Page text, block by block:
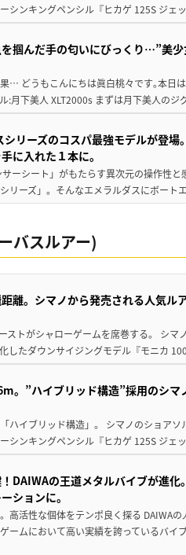
シンキングペンシル『ヒカゲ 125S ジェ
を掴んだ手の匂いにびっくり…”美
… どうもこんにちは眞白桃々です｡本日
:月下美人 XLT2000s まずは月下美人の
リーズのコスパ最強モデルが登場
に入れた１本に。
シート」がもたらす異次元の操作性と
リーズ」。そんなエメラルダスにボー
バスルアー)
離。シマノから発売される人気ル
ストがシャローゲームを席巻する。 シマ
したダウンサイジングモデル『モニカ
。”ハイブリッド構造”採用のシ
ハイブリッド構造」。 シマノのショア
シンキングペンシル『ヒカゲ 125S ジェ
DAIWAの王道メタルバイブが進化
ションに。
高活性な個体をテンポ良く探る DAIWA
ームにおいて高い実績を誇っているバイ